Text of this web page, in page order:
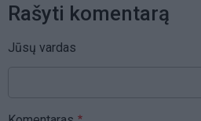
Rašyti komentarą
Jūsų vardas